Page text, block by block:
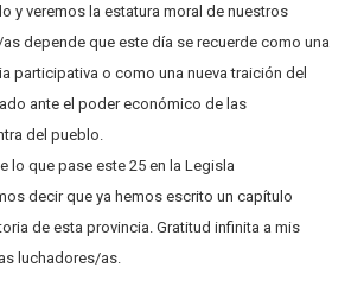
y veremos la estatura moral de nuestros
depende que este día se recuerde como una
participativa o como una nueva traición del
ante el poder económico de las
del pueblo.
lo que pase este 25 en la Legisla
decir que ya hemos escrito un capítulo
de esta provincia. Gratitud infinita a mis
luchadores/as.